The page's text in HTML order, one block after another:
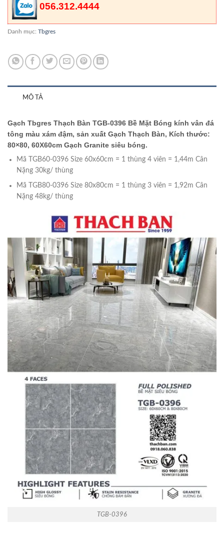
056.312.4444
Danh mục: Tbgres
MÔ TẢ
Gạch Tbgres Thạch Bàn TGB-0396 Bề Mặt Bóng kính vân đá
tông màu xám đậm, sản xuất Gạch Thạch Bàn, Kích thước:
80×80, 60X60cm Gạch Granite siêu bóng.
Mã TGB60-0396 Size 60x60cm = 1 thùng 4 viên = 1,44m Cân
Nặng 30kg/ thùng
Mã TGB80-0396 Size 80x80cm = 1 thùng 3 viên = 1,92m Cân
Nặng 48kg/ thùng
TGB-0396